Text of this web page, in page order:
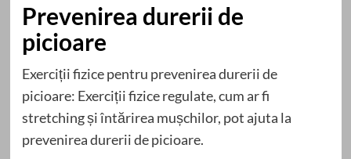
Prevenirea durerii de
picioare
Exerciții fizice pentru prevenirea durerii de
picioare: Exerciții fizice regulate, cum ar fi
stretching și întărirea mușchilor, pot ajuta la
prevenirea durerii de picioare.